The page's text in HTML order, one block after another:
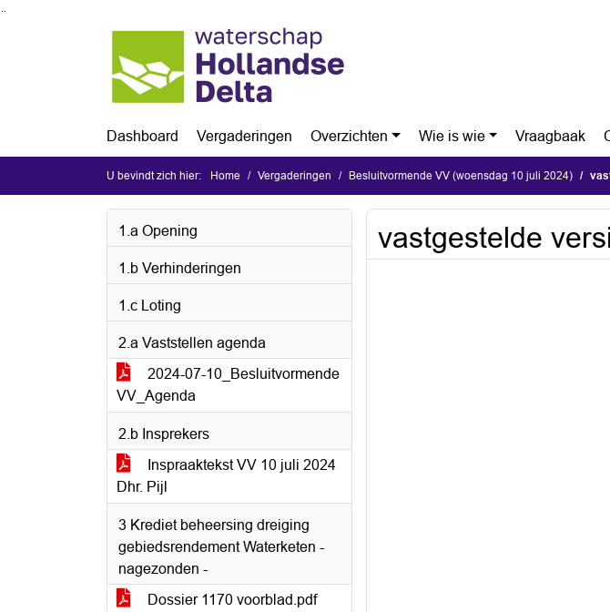
Dashboard Vergaderingen Overzichten Wie is wie Vraagbaak
U bevindt zich hier: Home Vergaderingen Besluitvormende VV (woensdag 10 juli 2024)
1.a Opening
1.b Verhinderingen
1.c Loting
2.a Vaststellen agenda
2024-07-10_Besluitvormende
VV_Agenda
2.b Insprekers
Inspraaktekst VV 10 juli 2024
Dhr. Pijl
3 Krediet beheersing dreiging
gebiedsrendement Waterketen -
nagezonden -
Dossier 1170 voorblad.pdf
vastgestelde